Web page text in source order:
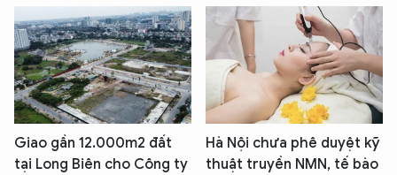
Giao gần 12.000m2 đất
tại Long Biên cho Công ty
Hà Nội chưa phê duyệt kỹ
thuật truyền NMN, tế bào